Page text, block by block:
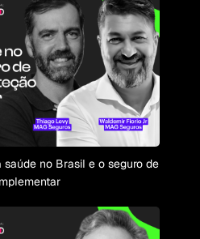
no Brasil e o seguro de